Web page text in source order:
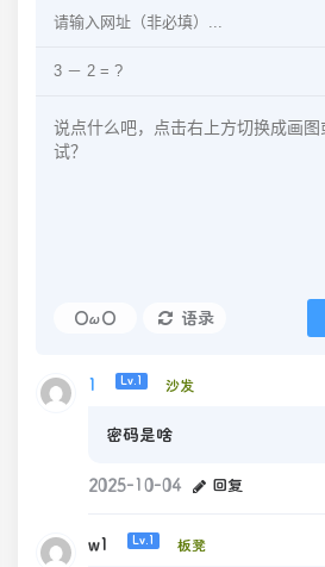
OωO 语录
1 Lv.1 沙发
密码是啥
2025-10-04 回复
w1 Lv.1 板凳